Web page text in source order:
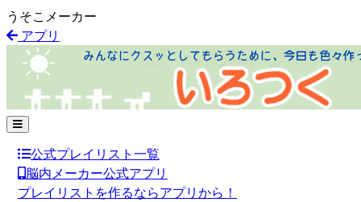
うそこメーカー
アプリ
公式プレイリスト一覧
脳内メーカー公式アプリ
プレイリストを作るならアプリから！